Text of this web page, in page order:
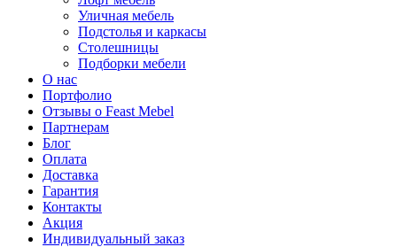
Уличная мебель
Подстолья и каркасы
Столешницы
Подборки мебели
О нас
Портфолио
Отзывы о Feast Mebel
Партнерам
Блог
Оплата
Доставка
Гарантия
Контакты
Акция
Индивидуальный заказ